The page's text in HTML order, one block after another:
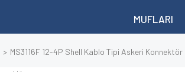
MUFLARI
MS3116F 12-4P Shell Kablo Tipi Askeri Konnektör